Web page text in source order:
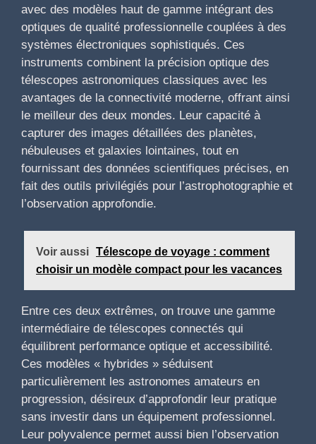
avec des modèles haut de gamme intégrant des
optiques de qualité professionnelle couplées à des
systèmes électroniques sophistiqués. Ces
instruments combinent la précision optique des
télescopes astronomiques classiques avec les
avantages de la connectivité moderne, offrant ainsi
le meilleur des deux mondes. Leur capacité à
capturer des images détaillées des planètes,
nébuleuses et galaxies lointaines, tout en
fournissant des données scientifiques précises, en
fait des outils privilégiés pour l’astrophotographie et
l’observation approfondie.
Voir aussi Télescope de voyage : comment
choisir un modèle compact pour les vacances
Entre ces deux extrêmes, on trouve une gamme
intermédiaire de télescopes connectés qui
équilibrent performance optique et accessibilité.
Ces modèles « hybrides » séduisent
particulièrement les astronomes amateurs en
progression, désireux d’approfondir leur pratique
sans investir dans un équipement professionnel.
Leur polyvalence permet aussi bien l’observation